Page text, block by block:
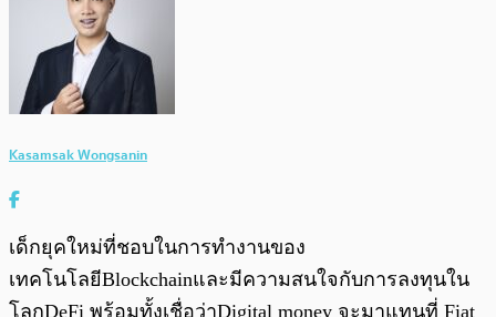
Kasamsak Wongsanin
เด็กยุคใหม่ที่ชอบในการทำงานของ
เทคโนโลยีBlockchainและมีความสนใจกับการลงทุนใน
โลกDeFi พร้อมทั้งเชื่อว่าDigital money จะมาแทนที่ Fiat